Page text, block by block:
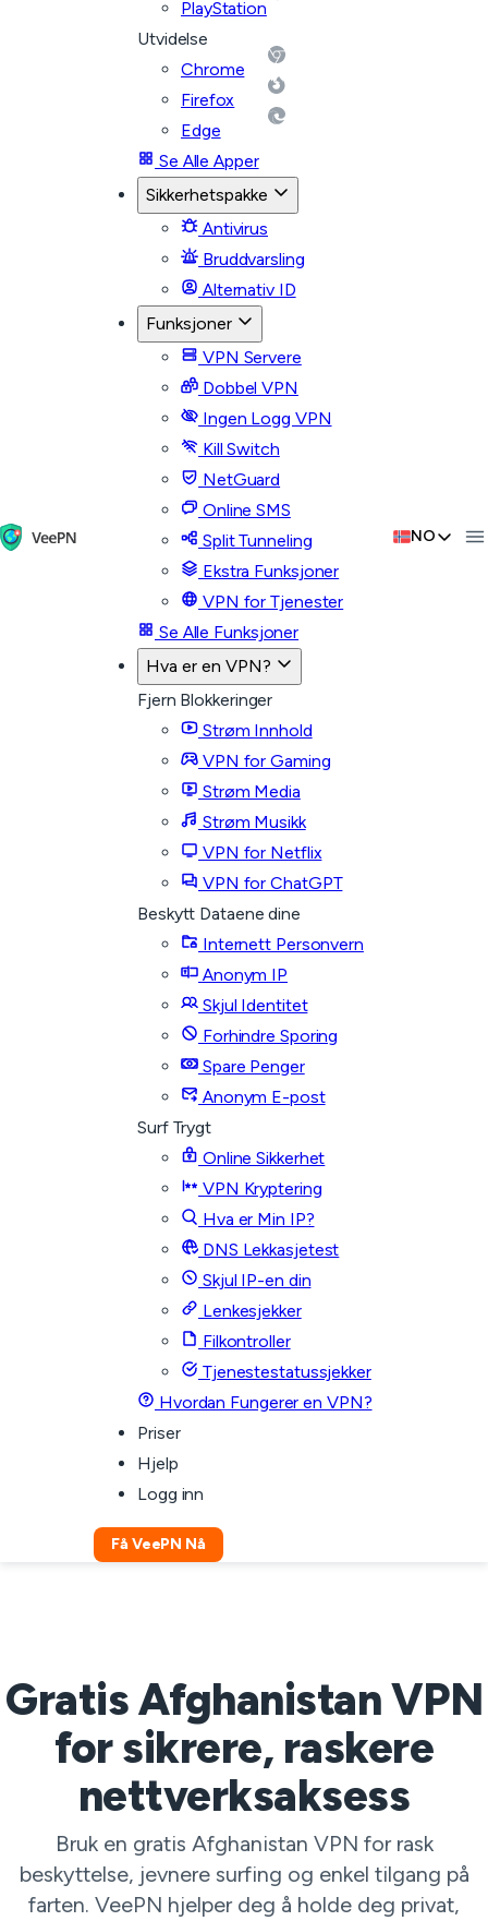
PlayStation
Utvidelse
Chrome
Firefox
Edge
Se Alle Apper
Sikkerhetspakke
Antivirus
Bruddvarsling
Alternativ ID
Funksjoner
VPN Servere
Dobbel VPN
Ingen Logg VPN
Kill Switch
NetGuard
Online SMS
Split Tunneling
Ekstra Funksjoner
VPN for Tjenester
Se Alle Funksjoner
Hva er en VPN?
Fjern Blokkeringer
Strøm Innhold
VPN for Gaming
Strøm Media
Strøm Musikk
VPN for Netflix
VPN for ChatGPT
Beskytt Dataene dine
Internett Personvern
Anonym IP
Skjul Identitet
Forhindre Sporing
Spare Penger
Anonym E-post
Surf Trygt
Online Sikkerhet
VPN Kryptering
Hva er Min IP?
DNS Lekkasjetest
Skjul IP-en din
Lenkesjekker
Filkontroller
Tjenestestatussjekker
Hvordan Fungerer en VPN?
Priser
Hjelp
Logg inn
Få VeePN Nå
NO
Gratis Afghanistan VPN
for sikrere, raskere
nettverksaksess
Bruk en gratis Afghanistan VPN for rask
beskyttelse, jevnere surfing og enkel tilgang på
farten. VeePN hjelper deg å holde deg privat,